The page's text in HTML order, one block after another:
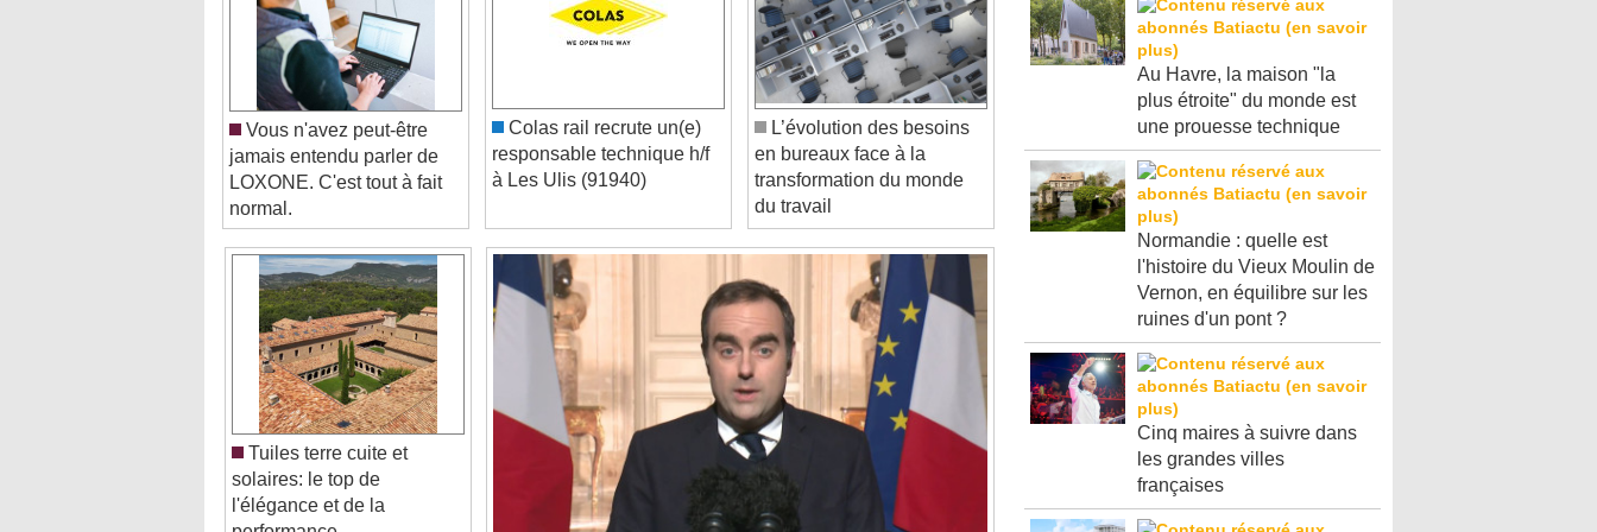
Video Player is loading. Video Player is loading.
Vous n'avez peut-être
jamais entendu parler de
LOXONE. C'est tout à fait
normal.
responsable technique h/f
à Les Ulis (91940)
L’évolution des besoins
en bureaux face à la
transformation du monde
du travail
Tuiles terre cuite et
solaires: le top de
l'élégance et de la
performance
Au Havre, la maison "la
plus étroite" du monde est
une prouesse technique
Normandie : quelle est
l'histoire du Vieux Moulin de
Vernon, en équilibre sur les
ruines d'un pont ?
Cinq maires à suivre dans
les grandes villes
françaises